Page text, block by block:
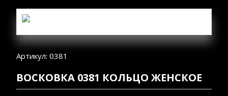
Артикул: 0381
ВОСКОВКА 0381 КОЛЬЦО ЖЕНСКОЕ